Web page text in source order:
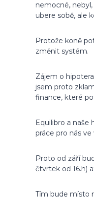
nemocné,
ubere sobě, ale
Protože koně
změnit systém.
Zájem o
jsem proto
finance, které
Equilibro a naše
práce pro nás
Proto od září
čtvrtek od 16.h)
Tím bude místo